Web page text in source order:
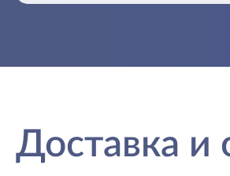
Доставка и